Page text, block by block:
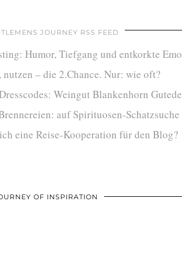
JOURNEY RSS FEED
Humor, Tiefgang und entkorkte
nutzen – die 2.Chance. Nur: wie oft?
Weingut Blankenhorn
auf Spirituosen-Schatzsuche
eine Reise-Kooperation für den Blog?
OF INSPIRATION